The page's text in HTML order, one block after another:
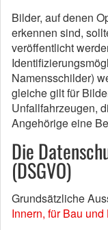
Bilder, auf denen
erkennen sind,
veröffentlicht
Namensschilder)
gleiche gilt für
Unfallfahrzeugen,
Angehörige eine
Die
(DSGVO)
Grundsätzliche
Innern, für Bau und